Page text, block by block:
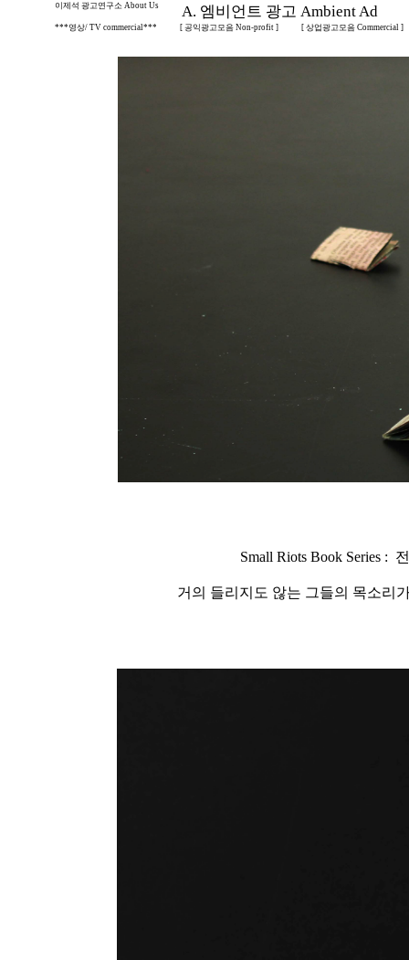
이제석 광고연구소 About Us A. 엠비언트 광고 Ambient Ad
***영상/ TV commercial*** [ 공익광고모음 Non-profit ] [ 상업광고모음 Commercial ]
Small Riots Book Series :
거의 들리지도 않는 그들의 목소리